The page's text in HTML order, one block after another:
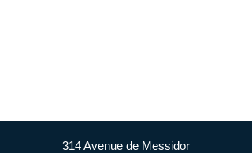
314 Avenue de Messidor